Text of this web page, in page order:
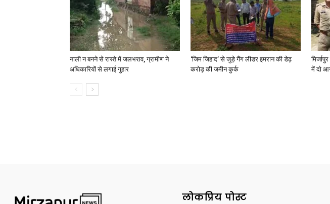
नाली न बनने से रास्ते में जलभराव, ग्रामीण ने
अधिकारियों से लगाई गुहार
‘जिम जिहाद’ से जुड़े गैंग लीडर इमरान की डेढ़
करोड़ की जमीन कुर्क
में दो
लोकप्रिय पोस्ट